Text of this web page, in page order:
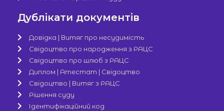
Дублікати документів
Довідка | Витяг про несудимість
Свідоцтво про народження з РАЦС
Свідоцтво про шлюб з РАЦС
Диплом | Атестат | Свідоцтво
Свідоцтво | Витяг з РАЦС
Рішення суду
Ідентифікаційний код